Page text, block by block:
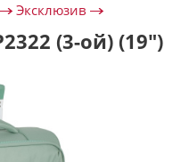
Эксклюзив
(3-ой) (19")